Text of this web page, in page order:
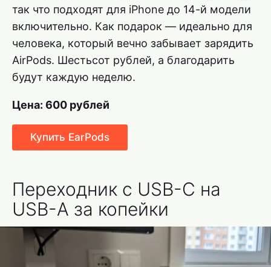
так что подходят для iPhone до 14-й модели
включительно. Как подарок — идеально для
человека, который вечно забывает зарядить
AirPods. Шестьсот рублей, а благодарить
будут каждую неделю.
Цена: 600 рублей
Купить EarPods
Переходник с USB-C на
USB-A за копейки